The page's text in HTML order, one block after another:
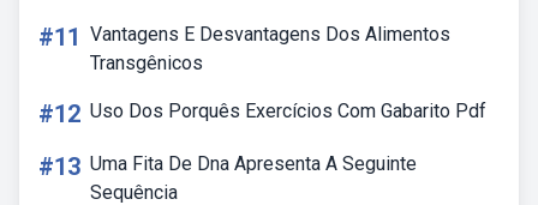
#11 Vantagens E Desvantagens Dos Alimentos
Transgênicos
#12 Uso Dos Porquês Exercícios Com Gabarito Pdf
#13 Uma Fita De Dna Apresenta A Seguinte
Sequência